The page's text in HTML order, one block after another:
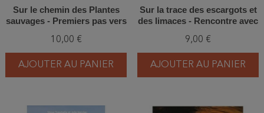
Sur le chemin des Plantes
sauvages - Premiers pas vers
10,00 €
AJOUTER AU PANIER
Sur la trace des escargots et
des limaces - Rencontre avec
9,00 €
AJOUTER AU PANIER